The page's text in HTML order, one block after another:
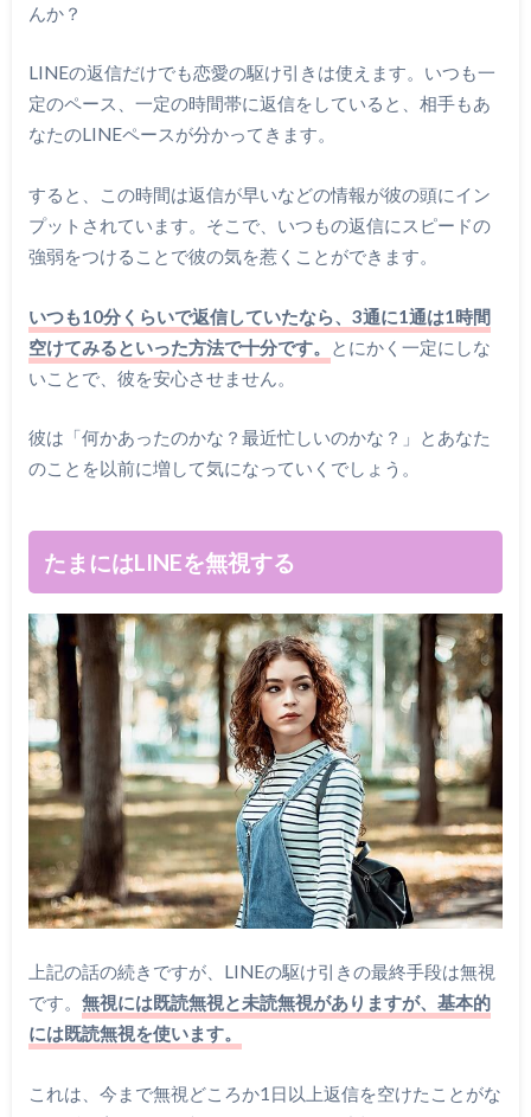
んか？
LINEの返信だけでも恋愛の駆け引きは使えます。いつも一
定のペース、一定の時間帯に返信をしていると、相手もあ
なたのLINEペースが分かってきます。
すると、この時間は返信が早いなどの情報が彼の頭にイン
プットされています。そこで、いつもの返信にスピードの
強弱をつけることで彼の気を惹くことができます。
いつも10分くらいで返信していたなら、3通に1通は1時間
空けてみるといった方法で十分です。
とにかく一定にしな
いことで、彼を安心させません。
彼は「何かあったのかな？最近忙しいのかな？」とあなた
のことを以前に増して気になっていくでしょう。
たまにはLINEを無視する
上記の話の続きですが、LINEの駆け引きの最終手段は無視
です。 無視には既読無視と未読無視がありますが、基本的
には既読無視を使います。
これは、今まで無視どころか1日以上返信を空けたことがな